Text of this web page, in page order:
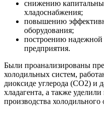
снижению
хладоснабжения;
повышению
оборудования;
построению
предприятия.
Были проанализированы
холодильных систем,
диоксиде углерода (СО2) и
хладагента, а также
производства холодильного